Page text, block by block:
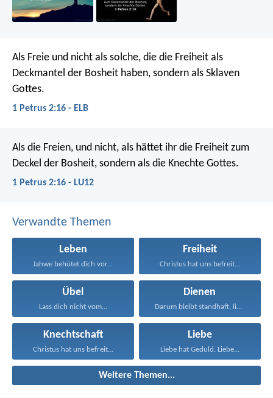
Als Freie und nicht als solche, die die Freiheit als
Deckmantel der Bosheit haben, sondern als Sklaven
Gottes.
1 Petrus 2:16 - ELB
Als die Freien, und nicht, als hättet ihr die Freiheit zum
Deckel der Bosheit, sondern als die Knechte Gottes.
1 Petrus 2:16 - LU12
Verwandte Themen
Leben
Jahwe behütet dich vor...
Freiheit
Christus hat uns befreit...
Übel
Lass dich nicht vom...
Dienen
Darum bleibt standhaft, liebe...
Knechtschaft
Christus hat uns befreit...
Liebe
Liebe hat Geduld. Liebe...
Weitere Themen...